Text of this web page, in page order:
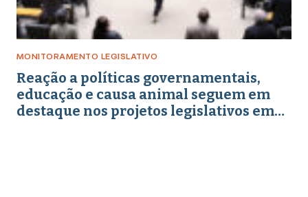
MONITORAMENTO LEGISLATIVO
Reação a políticas governamentais,
educação e causa animal seguem em
destaque nos projetos legislativos em